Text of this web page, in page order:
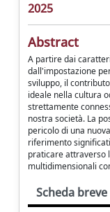
2025
Abstract
A partire dai
dall'impostazione
sviluppo, il
ideale nella cultura
strettamente
nostra società. La
pericolo di una
riferimento
praticare attraverso
multidimensionali
Scheda breve